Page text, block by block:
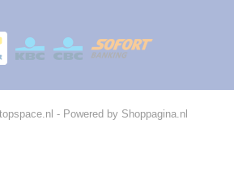
- Powered by Shoppagina.nl